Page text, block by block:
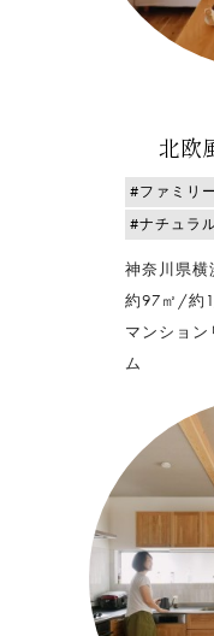
北欧
#ファミリー
#ナチュラ
神奈川県横
約97㎡/約
マンショ
ム